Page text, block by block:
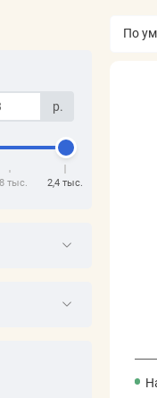
р.
тыс. 2,4 тыс.